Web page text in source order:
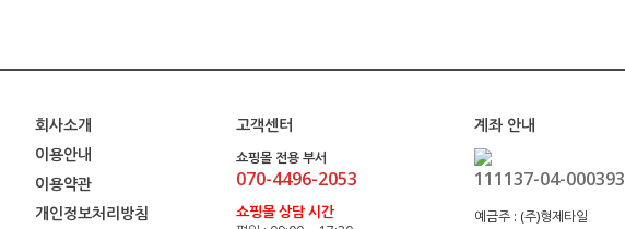
회사소개
이용안내
이용약관
개인정보처리방침
고객센터
쇼핑몰 전용 부서
070-4496-2053
쇼핑몰 상담 시간
계좌 안내
111137-04-000393
예금주 : (주)형제타일